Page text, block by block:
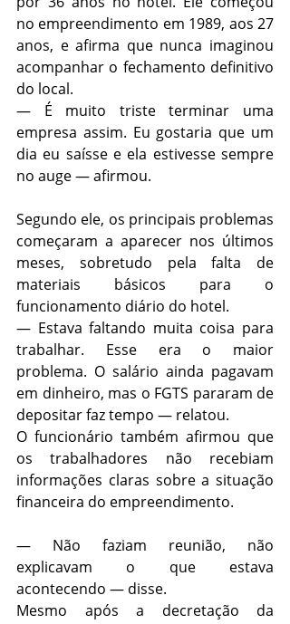
no empreendimento em 1989, aos 27
anos, e afirma que nunca imaginou
acompanhar o fechamento definitivo
do local.
— É muito triste terminar uma
empresa assim. Eu gostaria que um
dia eu saísse e ela estivesse sempre
no auge — afirmou.
Segundo ele, os principais problemas
começaram a aparecer nos últimos
meses, sobretudo pela falta de
materiais básicos para o
funcionamento diário do hotel.
— Estava faltando muita coisa para
trabalhar. Esse era o maior
problema. O salário ainda pagavam
em dinheiro, mas o FGTS pararam de
depositar faz tempo — relatou.
O funcionário também afirmou que
os trabalhadores não recebiam
informações claras sobre a situação
financeira do empreendimento.
— Não faziam reunião, não
explicavam o que estava
acontecendo — disse.
Mesmo após a decretação da